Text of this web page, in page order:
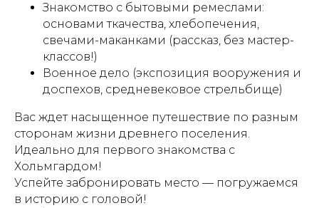
Знакомство с бытовыми ремеслами:
основами ткачества, хлебопечения,
свечами-маканками (рассказ, без мастер-
классов!)
Военное дело (экспозиция вооружения и
доспехов, средневековое стрельбище)
Вас ждет насыщенное путешествие по разным
сторонам жизни древнего поселения.
Идеально для первого знакомства с
Хольмгардом!
Успейте забронировать место — погружаемся
в историю с головой!